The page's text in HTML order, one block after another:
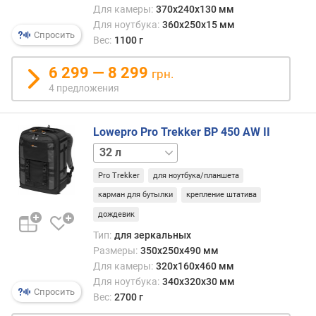
Спросить
Для камеры: 370x240x130 мм
Для ноутбука: 360x250x15 мм
Вес: 1100 г
6 299 — 8 299 грн.
4 предложения
Спросить
Lowepro Pro Trekker BP 450 AW II
24 л
Pro Trekker для ноутбука/планшета
карман для бутылки крепление штатива
дождевик
Тип: для зеркальных
Размеры: 350x250x490 мм
Для камеры: 320x160x460 мм
Для ноутбука: 340x320x30 мм
Вес: 2700 г